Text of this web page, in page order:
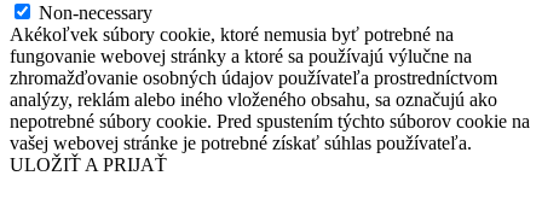
Non-necessary
Akékoľvek súbory cookie, ktoré nemusia byť potrebné na
fungovanie webovej stránky a ktoré sa používajú výlučne na
zhromažďovanie osobných údajov používateľa prostredníctvom
analýzy, reklám alebo iného vloženého obsahu, sa označujú ako
nepotrebné súbory cookie. Pred spustením týchto súborov cookie na
vašej webovej stránke je potrebné získať súhlas používateľa.
ULOŽIŤ A PRIJAŤ